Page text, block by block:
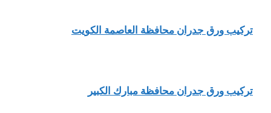
تركيب ورق جدران محافظة العاصمة الكويت
تركيب ورق جدران محافظة مبارك الكبير